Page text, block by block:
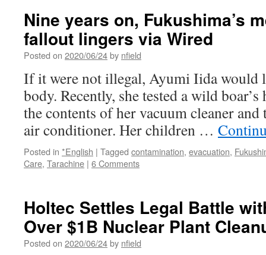
Nine years on, Fukushima’s
fallout lingers via Wired
Posted on 2020/06/24by nfield
If it were not illegal, Ayumi Iida would
body. Recently, she tested a wild boar’s
the contents of her vacuum cleaner and
air conditioner. Her children …
Posted in *English | Tagged contamination, evacuation,
Care, Tarachine | 6 Comments
Holtec Settles Legal Battle
Over $1B Nuclear Plant
Posted on 2020/06/24by nfield